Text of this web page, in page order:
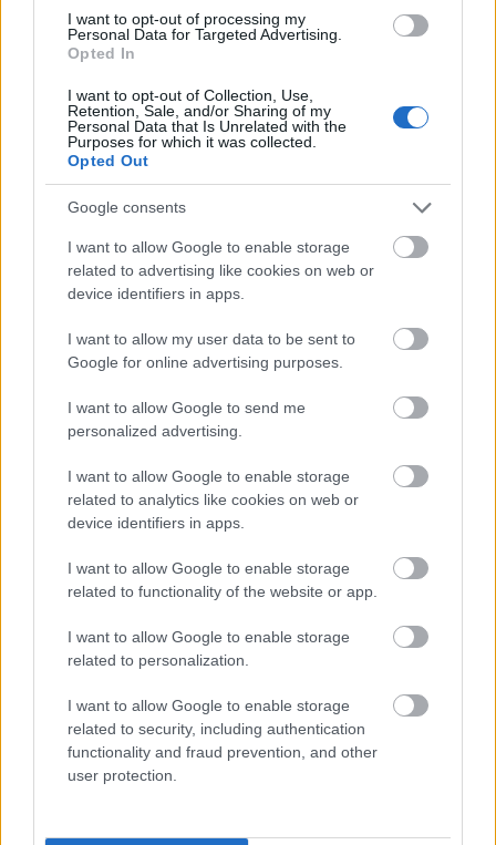
I want to opt-out of processing my
Personal Data for Targeted Advertising.
Opted In
I want to opt-out of Collection, Use,
Retention, Sale, and/or Sharing of my
Personal Data that Is Unrelated with the
Purposes for which it was collected.
Opted Out
Google consents
I want to allow Google to enable storage
related to advertising like cookies on web or
device identifiers in apps.
I want to allow my user data to be sent to
Google for online advertising purposes.
I want to allow Google to send me
personalized advertising.
I want to allow Google to enable storage
related to analytics like cookies on web or
device identifiers in apps.
I want to allow Google to enable storage
related to functionality of the website or app.
I want to allow Google to enable storage
related to personalization.
I want to allow Google to enable storage
related to security, including authentication
functionality and fraud prevention, and other
user protection.
Katamaránok kavargása
Fényvillamosozás Pozsonyban
Szólj hozzá!
A hozzászóláshoz be kell lépned!
VAGY
jazzcool
17 éve
remélem hamar eljutsz újra Gliwicébe, hogy onnan
meg a zürichi élményeket tedd közzé:-)))